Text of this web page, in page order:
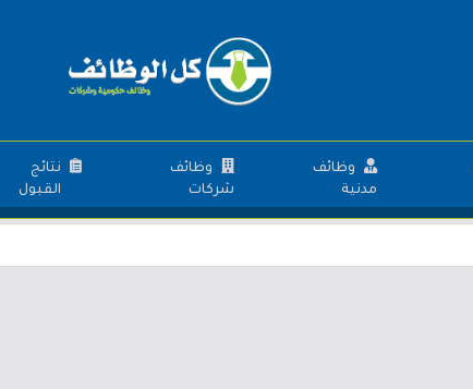
وظائف
مدنية
وظائف
شركات
نتائج
القبول